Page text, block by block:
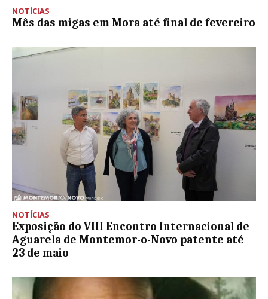
NOTÍCIAS
Mês das migas em Mora até final de fevereiro
NOTÍCIAS
Exposição do VIII Encontro Internacional de
Aguarela de Montemor-o-Novo patente até
23 de maio